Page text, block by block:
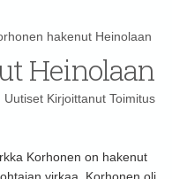
hakenut Heinolaan
Heinolaan
UutisetKirjoittanut Toimitus
Korhonen on hakenut